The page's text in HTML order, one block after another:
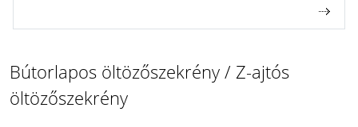
Bútorlapos öltözőszekrény / Z-ajtós
öltözőszekrény